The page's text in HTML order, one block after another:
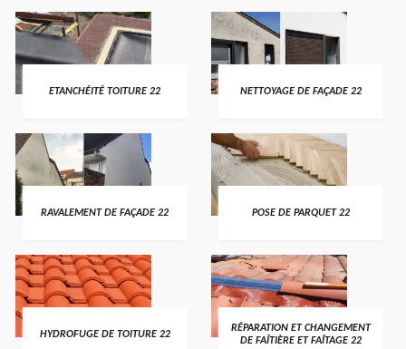
ETANCHÉITÉ TOITURE 22 NETTOYAGE DE FAÇADE 22
RAVALEMENT DE FAÇADE 22 POSE DE PARQUET 22
HYDROFUGE DE TOITURE 22
RÉPARATION ET CHANGEMENT
DE FAÎTIÈRE ET FAÎTAGE 22